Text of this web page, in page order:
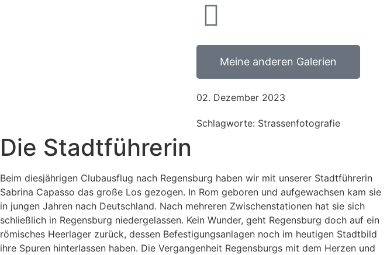
Meine anderen Galerien
02. Dezember 2023
Schlagworte: Strassenfotografie
Die Stadtführerin
Beim diesjährigen Clubausflug nach Regensburg haben wir mit unserer Stadtführerin
Sabrina Capasso das große Los gezogen. In Rom geboren und aufgewachsen kam sie
in jungen Jahren nach Deutschland. Nach mehreren Zwischenstationen hat sie sich
schließlich in Regensburg niedergelassen. Kein Wunder, geht Regensburg doch auf ein
römisches Heerlager zurück, dessen Befestigungsanlagen noch im heutigen Stadtbild
ihre Spuren hinterlassen haben. Die Vergangenheit Regensburgs mit dem Herzen und